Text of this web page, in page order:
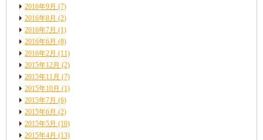
2016年9月 (7)
2016年8月 (2)
2016年7月 (1)
2016年6月 (8)
2016年2月 (11)
2015年12月 (2)
2015年11月 (7)
2015年10月 (1)
2015年7月 (6)
2015年6月 (2)
2015年5月 (10)
2015年4月 (13)